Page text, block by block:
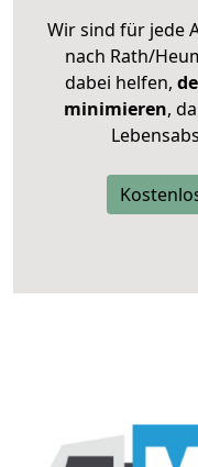
Wir sind für jede
nach Rath/
dabei helfen,
minimieren,